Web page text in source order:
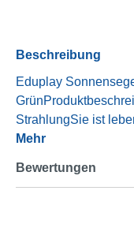
Beschreibung
Eduplay
StrahlungSie ist
Mehr
Bewertungen